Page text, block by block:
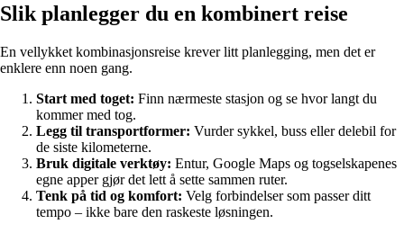
Slik planlegger du en kombinert reise
En vellykket kombinasjonsreise krever litt planlegging, men det er
enklere enn noen gang.
Start med toget: Finn nærmeste stasjon og se hvor langt du
kommer med tog.
Legg til transportformer: Vurder sykkel, buss eller delebil for
de siste kilometerne.
Bruk digitale verktøy: Entur, Google Maps og togselskapenes
egne apper gjør det lett å sette sammen ruter.
Tenk på tid og komfort: Velg forbindelser som passer ditt
tempo – ikke bare den raskeste løsningen.